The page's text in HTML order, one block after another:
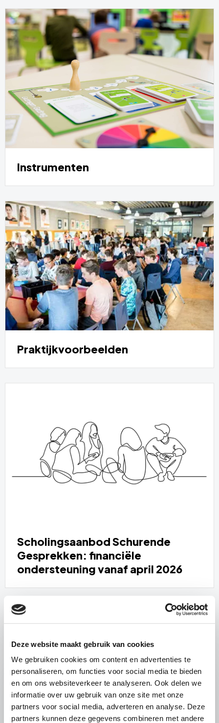
Deze website maakt gebruik van cookies
We gebruiken cookies om content en advertenties te
personaliseren, om functies voor social media te bieden
en om ons websiteverkeer te analyseren. Ook delen we
informatie over uw gebruik van onze site met onze
partners voor social media, adverteren en analyse. Deze
partners kunnen deze gegevens combineren met andere
Instrumenten
Praktijkvoorbeelden
Scholingsaanbod Schurende
Gesprekken: financiële
ondersteuning vanaf april 2026
Categorie
Thema